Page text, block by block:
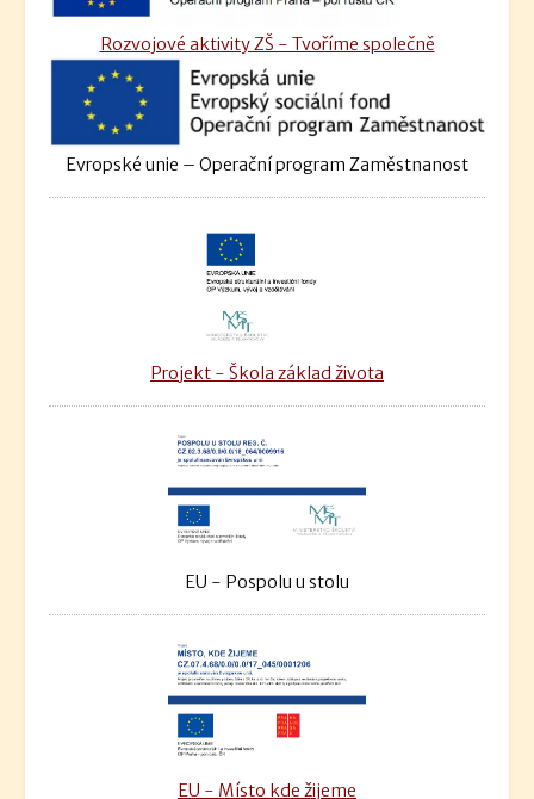
Rozvojové aktivity ZŠ - Tvoříme společně
Evropské unie – Operační program Zaměstnanost
Projekt - Škola základ života
EU - Pospolu u stolu
EU - Místo kde žijeme